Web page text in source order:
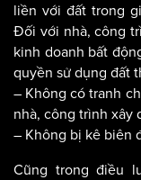
liền với đất trong
Đối với nhà, công
kinh doanh bất
quyền sử dụng đất
– Không có tranh
nhà, công trình xây
– Không bị kê biên
Cũng trong điều